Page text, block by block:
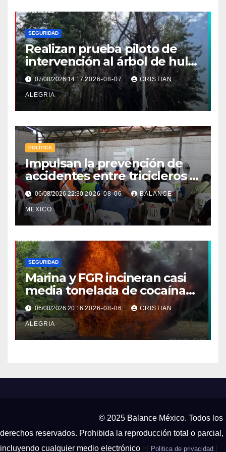
SEGURIDAD
Realizan prueba piloto de
intervención al árbol de hule
en Tapachula
07/08/2026 14:172026-08-07 CRISTIAN
ALEGRIA
POLÍTICA
Impulsan la prevención de
accidentes entre tricicleros y
mototriciclistas de Tapachula
06/08/2026 22:302026-08-06 BALANCE
MEXICO
SEGURIDAD
Marina y FGR incineran casi
media tonelada de cocaína
asegurada frente a las costas
de Chiapas
06/08/2026 20:16 2026-08-06 CRISTIAN
ALEGRIA
© 2025 Balance México. Todos los
derechos reservados. Prohibida la reproducción total o parcial,
incluyendo cualquier medio electrónico >| Politica de privacidad.|